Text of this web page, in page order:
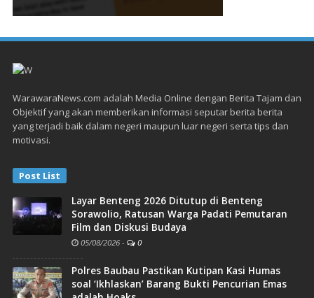
WarawaraNews.com adalah Media Online dengan Berita Tajam dan
Objektif yang akan memberikan informasi seputar berita berita
yang terjadi baik dalam negeri maupun luar negeri serta tips dan
motivasi.
Post List
Layar Benteng 2026 Ditutup di Benteng
Sorawolio, Ratusan Warga Padati Pemutaran
Film dan Diskusi Budaya
05/08/2026 - 0
Polres Baubau Pastikan Kutipan Kasi Humas
soal ‘Ikhlaskan’ Barang Bukti Pencurian Emas